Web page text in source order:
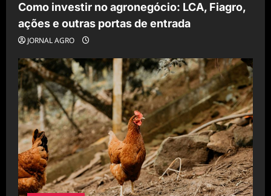
Como investir no agronegócio: LCA, Fiagro,
ações e outras portas de entrada
JORNAL AGRO